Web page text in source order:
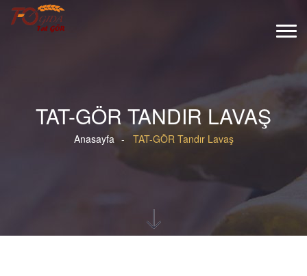
TAT-GÖR TANDIR LAVAŞ
Anasayfa TAT-GÖR Tandır Lavaş